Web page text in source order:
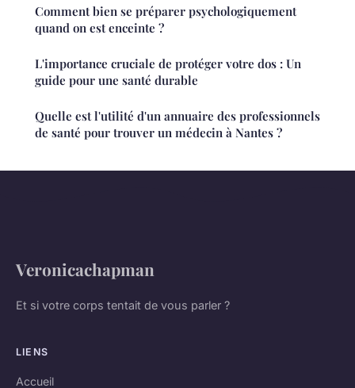
Comment bien se préparer psychologiquement
quand on est enceinte ?
L'importance cruciale de protéger votre dos : Un
guide pour une santé durable
Quelle est l'utilité d'un annuaire des professionnels
de santé pour trouver un médecin à Nantes ?
Veronicachapman
Et si votre corps tentait de vous parler ?
LIENS
Accueil